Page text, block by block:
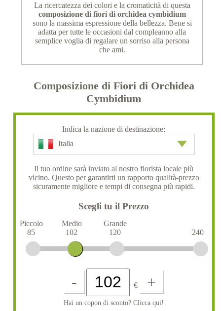
La ricercatezza dei colori e la cromaticità di questa
composizione di fiori di orchidea cymbidium
sono la massima espressione della bellezza. Bene si
adatta per tutte le occasioni dal compleanno alla
semplice voglia di regalare un sorriso alla persona
che ami.
Composizione di Fiori di Orchidea
Cymbidium
Indica la nazione di destinazione:
Italia
Il tuo ordine sarà inviato al nostro fiorista locale più
vicino. Questo per garantirti un rapporto qualità-prezzo
sicuramente migliore e tempi di consegna più rapidi.
Scegli tu il Prezzo
Piccolo
85
Medio
102
Grande
120
240
- € +
Hai un copon di sconto? Clicca qui!